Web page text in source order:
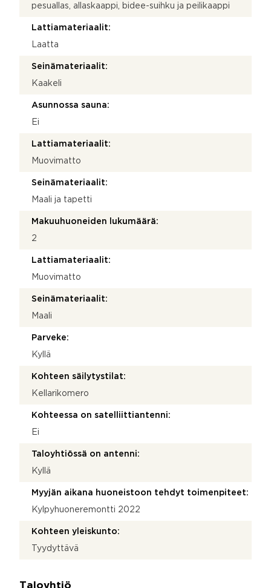
pesuallas, allaskaappi, bidee-suihku ja peilikaappi
Lattiamateriaalit:
Laatta
Seinämateriaalit:
Kaakeli
Asunnossa sauna:
Ei
Lattiamateriaalit:
Muovimatto
Seinämateriaalit:
Maali ja tapetti
Makuuhuoneiden lukumäärä:
2
Lattiamateriaalit:
Muovimatto
Seinämateriaalit:
Maali
Parveke:
Kyllä
Kohteen säilytystilat:
Kellarikomero
Kohteessa on satelliittiantenni:
Ei
Taloyhtiössä on antenni:
Kyllä
Myyjän aikana huoneistoon tehdyt toimenpiteet:
Kylpyhuoneremontti 2022
Kohteen yleiskunto:
Tyydyttävä
Taloyhtiö